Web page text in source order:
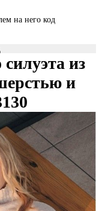
на него код
из
и